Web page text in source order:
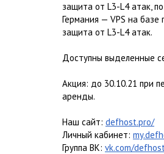
защита от L3-L4 атак,
Германия — VPS на базе
защита от L3-L4 атак.
Доступны выделенные
Акция: до 30.10.21 при
аренды.
Наш сайт: defhost.pro/
Личный кабинет:
Группа ВК: vk.com/